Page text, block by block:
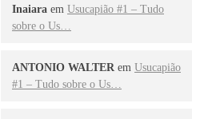
Inaiara em Usucapião #1 – Tudo
sobre o Us…
ANTONIO WALTER em Usucapião
#1 – Tudo sobre o Us…